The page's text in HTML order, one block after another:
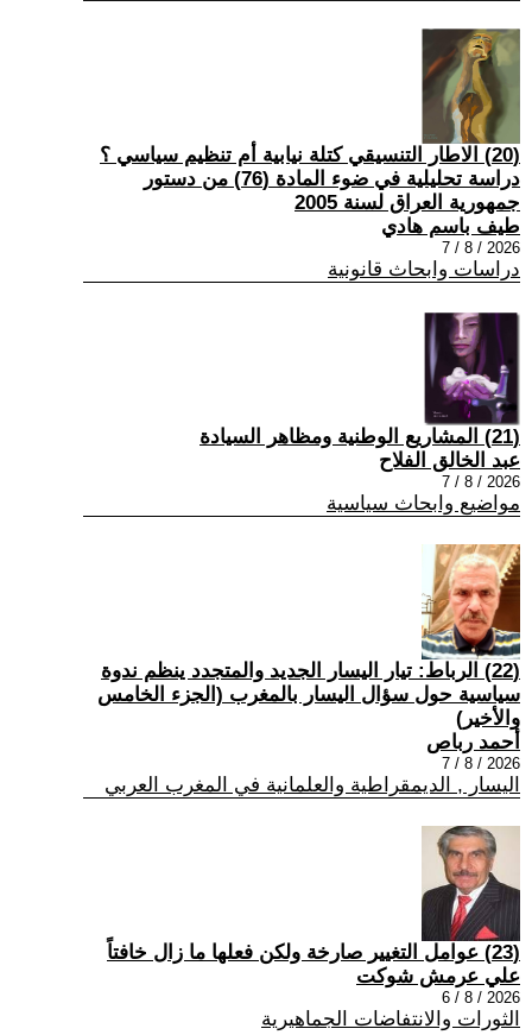
(20) الاطار التنسيقي كتلة نيابية أم تنظيم سياسي ؟
دراسة تحليلية في ضوء المادة (76) من دستور
جمهورية العراق لسنة 2005
طيف باسم هادي
2026 / 8 / 7
دراسات وابحاث قانونية
(21) المشاريع الوطنية ومظاهر السيادة
عبد الخالق الفلاح
2026 / 8 / 7
مواضيع وابحاث سياسية
(22) الرباط: تيار اليسار الجديد والمتجدد ينظم ندوة
سياسية حول سؤال اليسار بالمغرب (الجزء الخامس
والأخير)
أحمد رباص
2026 / 8 / 7
اليسار , الديمقراطية والعلمانية في المغرب العربي
(23) عوامل التغيير صارخة ولكن فعلها ما زال خافتاً
علي عرمش شوكت
2026 / 8 / 6
الثورات والانتفاضات الجماهيرية